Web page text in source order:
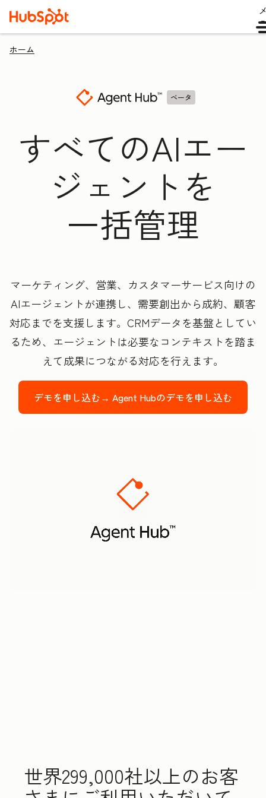
ホーム
ベータ
すべてのAIエー
ジェントを
一括管理
マーケティング、営業、カスタマーサービス向けの
AIエージェントが連携し、需要創出から成約、顧客
対応までを支援します。CRMデータを基盤としてい
るため、エージェントは必要なコンテキストを踏ま
えて成果につながる対応を行えます。
デモを申し込む→ Agent Hubのデモを申し込む
世界299,000社以上のお客